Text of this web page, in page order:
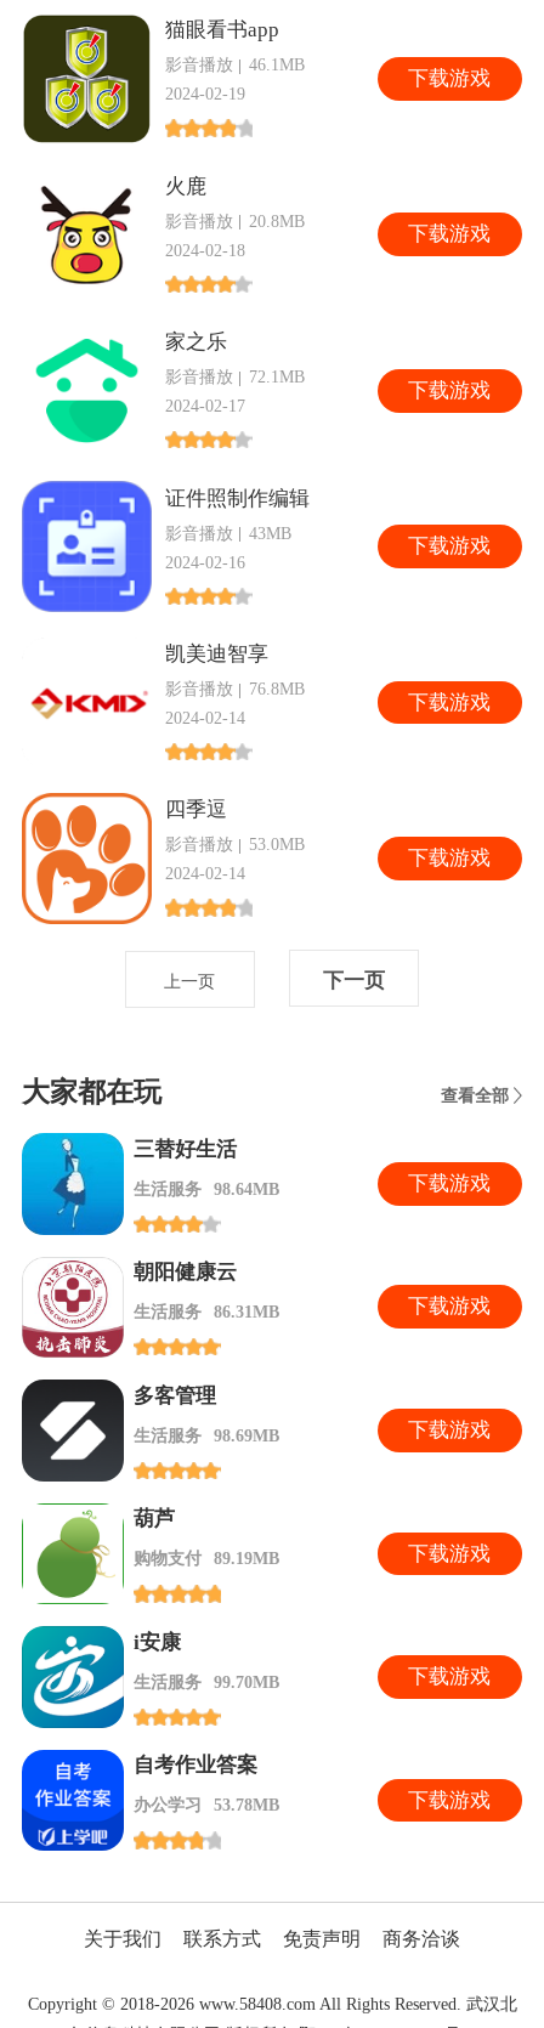
猫眼看书app
影音播放
46.1MB
2024-02-19
下载游戏
火鹿
影音播放
20.8MB
2024-02-18
下载游戏
家之乐
影音播放
72.1MB
2024-02-17
下载游戏
证件照制作编辑
影音播放
43MB
2024-02-16
下载游戏
凯美迪智享
影音播放
76.8MB
2024-02-14
下载游戏
四季逗
影音播放
53.0MB
2024-02-14
下载游戏
上一页 下一页
大家都在玩 查看全部
三替好生活
生活服务 98.64MB 下载游戏
朝阳健康云
生活服务 86.31MB 下载游戏
多客管理
生活服务 98.69MB 下载游戏
葫芦
购物支付 89.19MB 下载游戏
i安康
生活服务 99.70MB 下载游戏
自考作业答案
办公学习 53.78MB 下载游戏
关于我们 联系方式 免责声明 商务洽谈
Copyright © 2018-2026 www.58408.com All Rights Reserved. 武汉北